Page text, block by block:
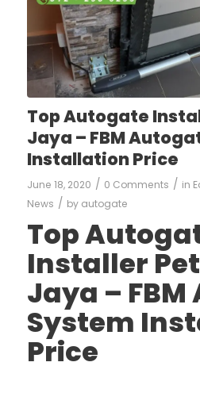
Top Autogate
Jaya – FBM
Installation Price
June 18, 2020 / 0 Comments / in
News / by autogate
Top
Installer
Jaya –
System
Price